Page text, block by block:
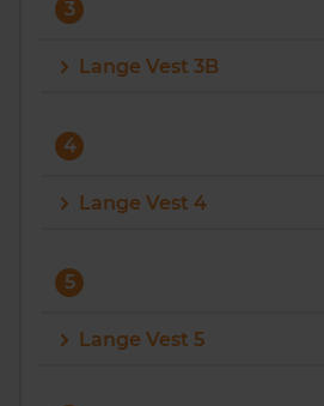
Zoek een woning
Maandag t/m vrijdag - 08:00 -18:00
3
Lange Vest 3B
4
Lange Vest 4
5
Lange Vest 5